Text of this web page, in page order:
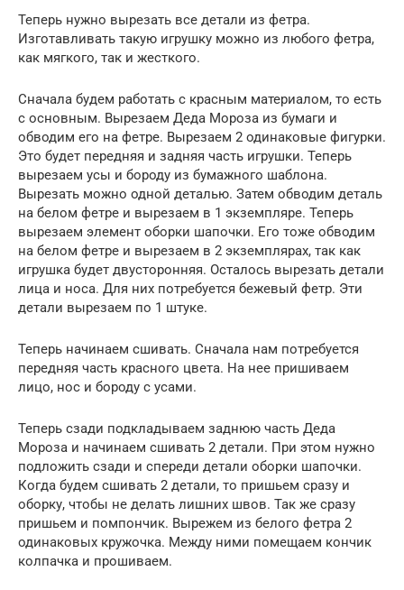
Теперь нужно вырезать все детали из фетра.
Изготавливать такую игрушку можно из любого фетра,
как мягкого, так и жесткого.
Сначала будем работать с красным материалом, то есть
с основным. Вырезаем Деда Мороза из бумаги и
обводим его на фетре. Вырезаем 2 одинаковые фигурки.
Это будет передняя и задняя часть игрушки. Теперь
вырезаем усы и бороду из бумажного шаблона.
Вырезать можно одной деталью. Затем обводим деталь
на белом фетре и вырезаем в 1 экземпляре. Теперь
вырезаем элемент оборки шапочки. Его тоже обводим
на белом фетре и вырезаем в 2 экземплярах, так как
игрушка будет двусторонняя. Осталось вырезать детали
лица и носа. Для них потребуется бежевый фетр. Эти
детали вырезаем по 1 штуке.
Теперь начинаем сшивать. Сначала нам потребуется
передняя часть красного цвета. На нее пришиваем
лицо, нос и бороду с усами.
Теперь сзади подкладываем заднюю часть Деда
Мороза и начинаем сшивать 2 детали. При этом нужно
подложить сзади и спереди детали оборки шапочки.
Когда будем сшивать 2 детали, то пришьем сразу и
оборку, чтобы не делать лишних швов. Так же сразу
пришьем и помпончик. Вырежем из белого фетра 2
одинаковых кружочка. Между ними помещаем кончик
колпачка и прошиваем.